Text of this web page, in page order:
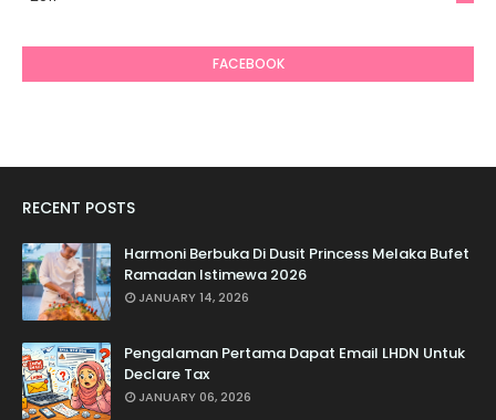
FACEBOOK
RECENT POSTS
Harmoni Berbuka Di Dusit Princess Melaka Bufet
Ramadan Istimewa 2026
JANUARY 14, 2026
Pengalaman Pertama Dapat Email LHDN Untuk
Declare Tax
JANUARY 06, 2026